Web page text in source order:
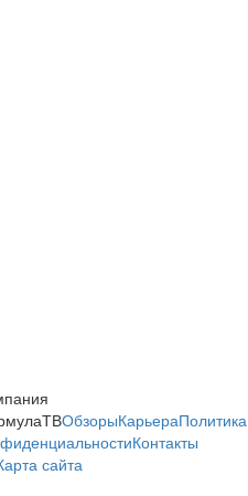
ОбзорыКарьераПолитика
Контакты
сайта